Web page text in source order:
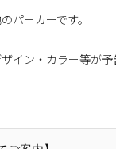
パーカーです。
イン・カラー等が